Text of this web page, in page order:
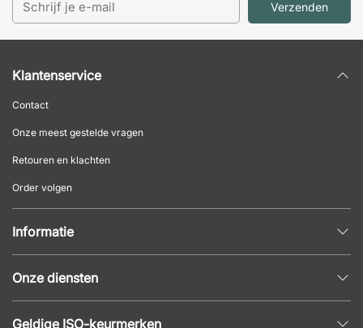
Verzenden
Klantenservice
Contact
Onze meest gestelde vragen
Retouren en klachten
Order volgen
Informatie
Populaire pagina's
Onze diensten
Geldige ISO-keurmerken